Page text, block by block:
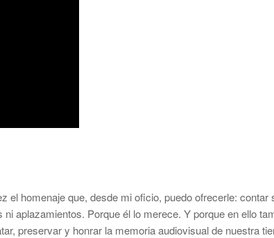
el homenaje que, desde mi oficio, puedo ofrecerle: contar
aplazamientos. Porque él lo merece. Y porque en ello
preservar y honrar la memoria audiovisual de nuestra